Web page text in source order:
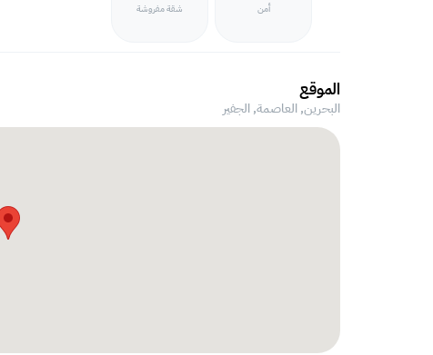
أمن شقة مفروشة
الموقع
البحرين, العاصمة,الجفير